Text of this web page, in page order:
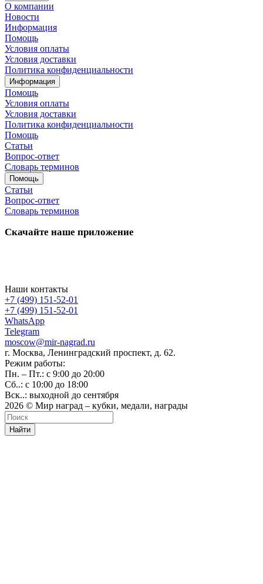
О компании
Новости
Информация
Помощь
Условия оплаты
Условия доставки
Политика конфиденциальности
Информация
Помощь
Условия оплаты
Условия доставки
Политика конфиденциальности
Помощь
Статьи
Вопрос-ответ
Словарь терминов
Помощь
Статьи
Вопрос-ответ
Словарь терминов
Скачайте наше приложение
Наши контакты
+7 (499) 151-52-01
+7 (499) 151-52-01
WhatsApp
Telegram
moscow@mir-nagrad.ru
г. Москва, Ленинградский проспект, д. 62.
Режим работы:
Пн. – Пт.: с 9:00 до 20:00
Сб..: с 10:00 до 18:00
Вск..: выходной до сентября
2026 © Мир наград – кубки, медали, награды
Найти